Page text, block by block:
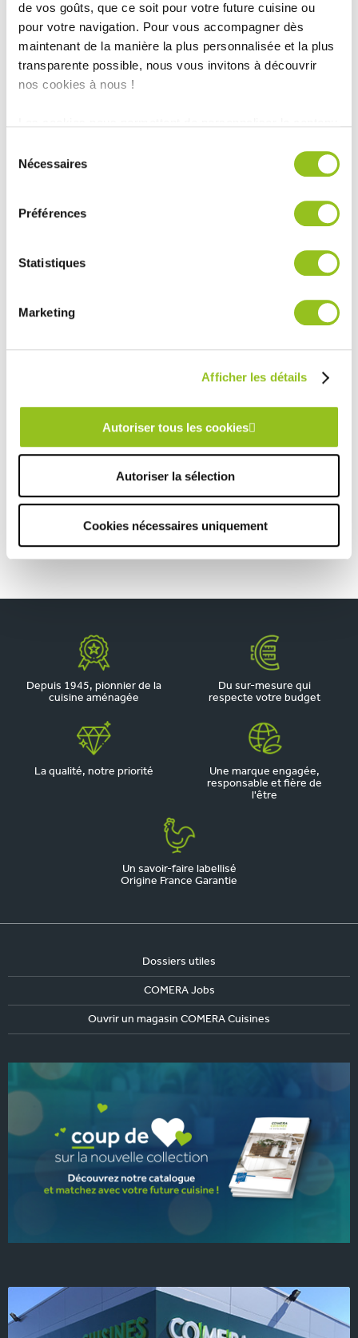
de vos goûts, que ce soit pour votre future cuisine ou
pour votre navigation. Pour vous accompagner dès
maintenant de la manière la plus personnalisée et la plus
transparente possible, nous vous invitons à découvrir
nos cookies à nous !
médias sociaux et d'analyser notre trafic. Nous
partageons également des informations sur l'utilisation de
notre site avec nos partenaires de médias sociaux, de
publicité et d'analyse, qui peuvent combiner celles-ci
ou qu'ils ont collectées lors de votre utilisation de leurs
Nécessaires
Préférences
Statistiques
Marketing
Afficher les détails
Autoriser tous les cookies
Autoriser la sélection
Cookies nécessaires uniquement
INFORMATIONS
Ville :Douvaine (74)
COMERA
Prendre rendez-vous
CUISINE NOVA LE MANS
Cuisine Kiss et Techno Fillé
Depuis 1945, pionnier de la
cuisine aménagée
Du sur-mesure qui
respecte votre budget
La qualité, notre priorité
Une marque engagée,
responsable et fière de
l'être
Un savoir-faire labellisé
Origine France Garantie
Dossiers utiles
COMERA Jobs
Ouvrir un magasin COMERA Cuisines